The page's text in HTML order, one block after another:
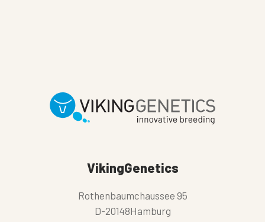
VikingGenetics
Rothenbaumchaussee 95
D-20148Hamburg